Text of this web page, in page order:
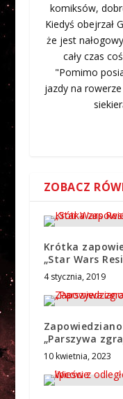
komiksów,
Kiedyś obejrzał
że jest
cały czas
"Pomimo
jazdy na
ZOBACZ
Krótka
„Star Wars
4 stycznia, 2019
„Parszywa
10 kwietnia, 2023